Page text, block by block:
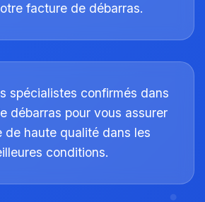
facture de débarras.
spécialistes confirmés dans
débarras pour vous assurer
de haute qualité dans les
conditions.